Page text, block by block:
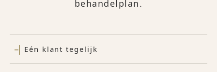
behandelplan.
Eén klant tegelijk